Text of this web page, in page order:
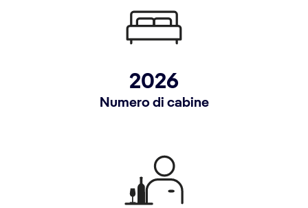
2026
Numero di cabine